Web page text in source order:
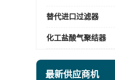
替代进口过滤器
化工盐酸气聚结器
最新供应商机